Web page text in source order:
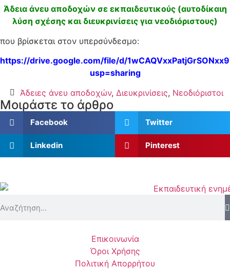
Άδεια άνευ αποδοχών σε εκπαιδευτικούς (αυτοδίκαιη
λύση σχέσης και διευκρινίσεις για νεοδιόριστους)
που βρίσκεται στον υπερσύνδεσμο:
https://drive.google.com/file/d/
usp=sharing
Άδειες άνευ αποδοχών, Διευκρινίσεις, Νεοδιόριστοι
Μοιράστε το άρθρο
Facebook Twitter
Linkedin Pinterest
Eπικοινωνία
Όροι Χρήσης
Πολιτική Απορρήτου